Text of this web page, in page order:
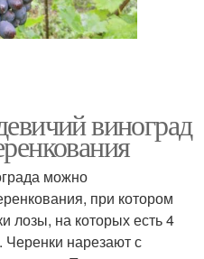
виноград
можно
при котором
лозы, на которых есть 4
нарезают с